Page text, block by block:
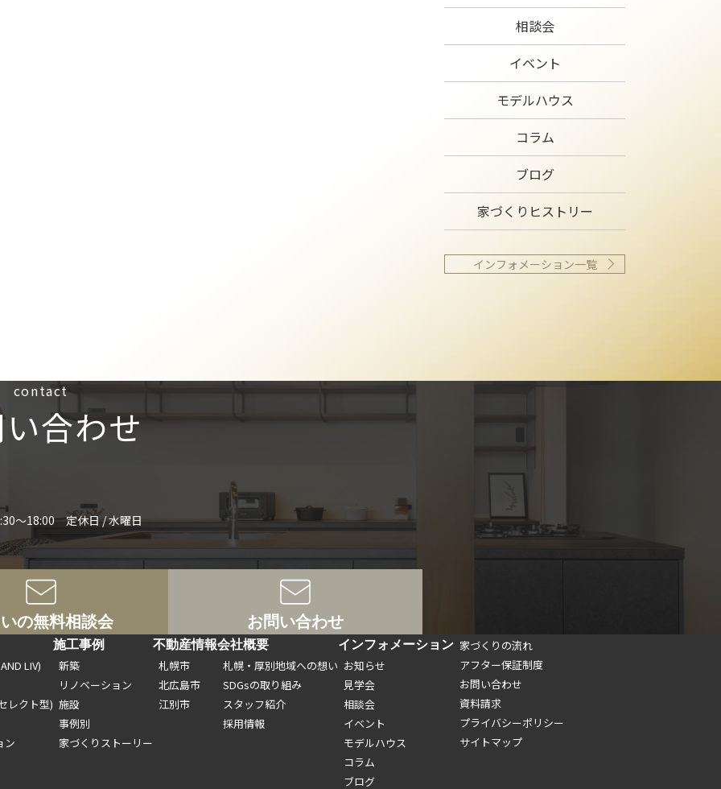
相談会
イベント
モデルハウス
コラム
ブログ
家づくりヒストリー
インフォメーション一覧
contact
合わせ
～18:00 定休日 / 水曜日
の無料相談会 お問い合わせ
LIV)
レクト型)
ン
施工事例
新築
リノベーション
施設
事例別
家づくりストーリー
不動産情報
札幌市
北広島市
江別市
会社概要
札幌・厚別地域への想い
SDGsの取り組み
スタッフ紹介
採用情報
インフォメーション
お知らせ
見学会
相談会
イベント
モデルハウス
コラム
ブログ
家づくりの流れ
アフター保証制度
お問い合わせ
資料請求
プライバシーポリシー
サイトマップ